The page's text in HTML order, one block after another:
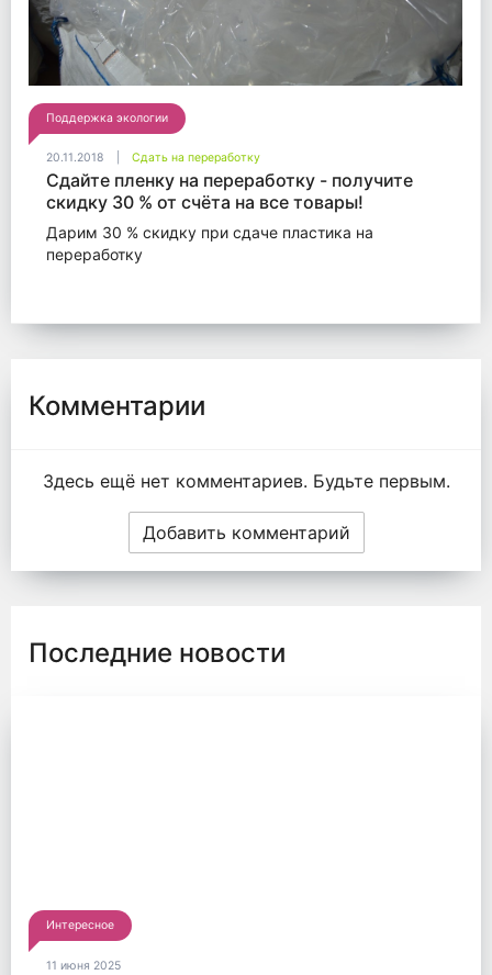
Поддержка экологии
20.11.2018 Сдать на переработку
Сдайте пленку на переработку - получите
скидку 30 % от счёта на все товары!
Дарим 30 % скидку при сдаче пластика на
переработку
Комментарии
Здесь ещё нет комментариев. Будьте первым.
Добавить комментарий
Последние новости
Интересное
11 июня 2025